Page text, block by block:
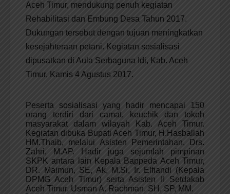
Aceh Timur, mendukung penuh kegiatan
Rehabilitasi dan Embung Desa Tahun 2017.
Dukungan tersebut dengan tujuan meningkatkan
kesejahteraan petani. Kegiatan sosialisasi
dipusatkan di Aula Serbaguna Idi, Kab. Aceh
Timur, Kamis 4 Agustus 2017.
Peserta sosialisasi yang hadir mencapai 150
orang terdiri dari camat, keuchik dan tokoh
masyarakat dalam wilayah Kab. Aceh Timur.
Kegiatan dibuka Bupati Aceh Timur, H.Hasballah
HM.Thaib, melalui Asisten Pemerintahan, Drs.
Zahri, M.AP. Hadir juga sejumlah pimpinan
SKPK antara lain Kepala Bappeda Aceh Timur,
DR. Maimun, SE, Ak, M.Si, Ir. Elfiandi (Kepala
DPMG Aceh Timur) serta Asisten II Setdakab
Aceh Timur, Usman A. Rachman, SH, SP, MM.